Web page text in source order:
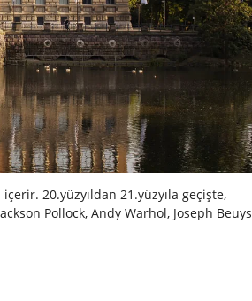
20.yüzyıldan 21.yüzyıla geçişte,
Pollock, Andy Warhol, Joseph Beuys